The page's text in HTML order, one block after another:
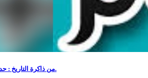
من ذاكرة التاريخ : حدث في مثل هذا اليوم 1 أوت.